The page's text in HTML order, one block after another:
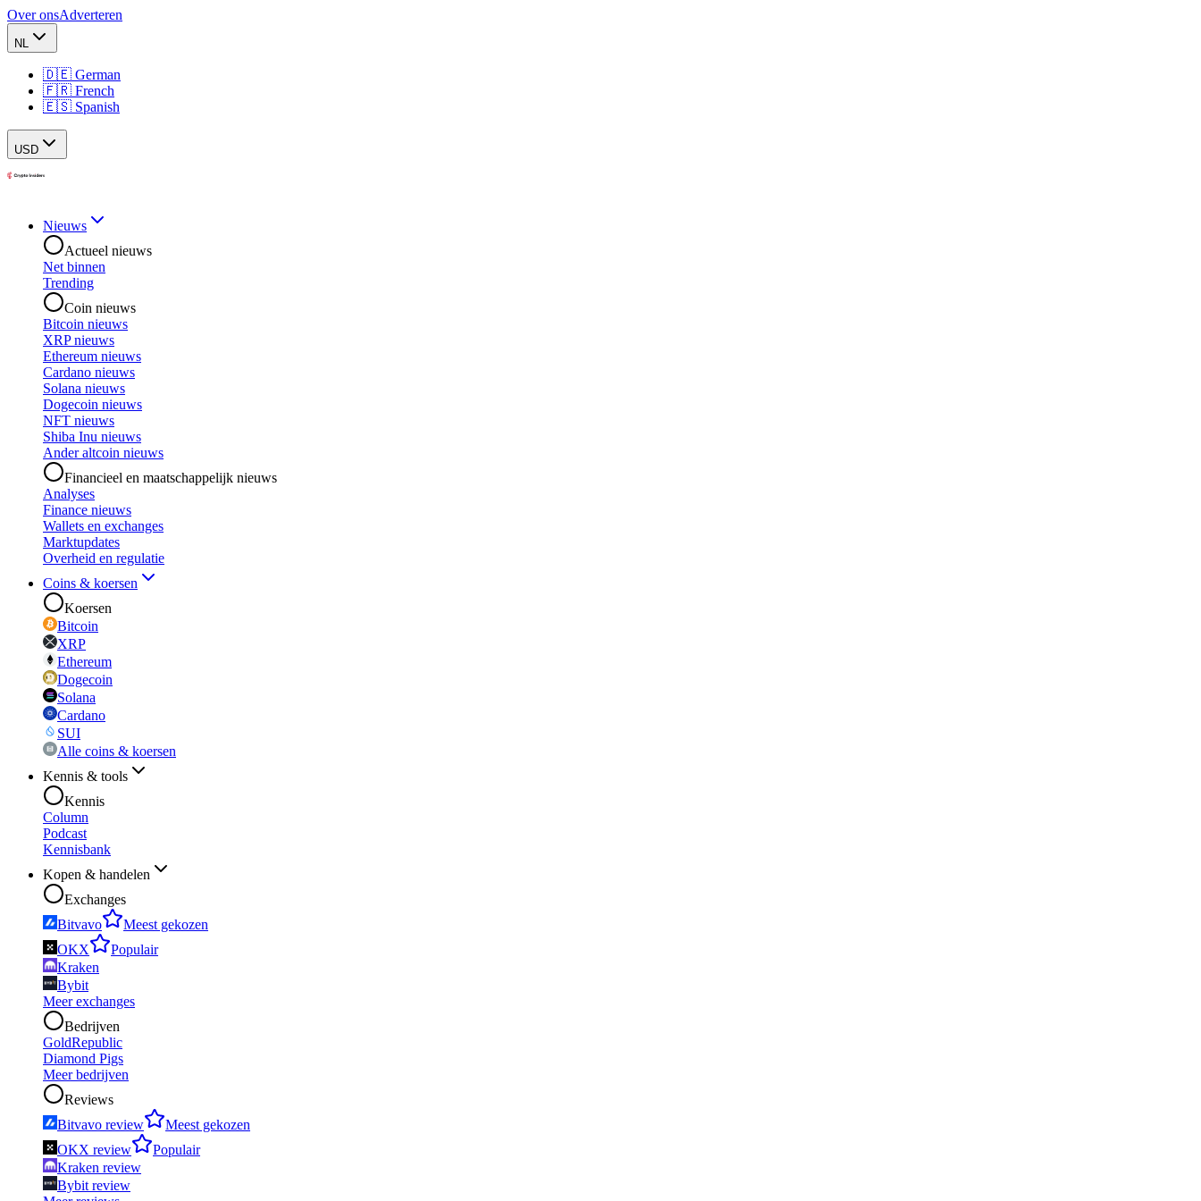
Over onsAdverteren
NL
🇩🇪 German
🇫🇷 French
🇪🇸 Spanish
USD
Nieuws
Actueel nieuws
Net binnen
Trending
Coin nieuws
Bitcoin nieuws
XRP nieuws
Ethereum nieuws
Cardano nieuws
Solana nieuws
Dogecoin nieuws
NFT nieuws
Shiba Inu nieuws
Ander altcoin nieuws
Financieel en maatschappelijk nieuws
Analyses
Finance nieuws
Wallets en exchanges
Marktupdates
Overheid en regulatie
Coins & koersen
Koersen
Bitcoin
XRP
Ethereum
Dogecoin
Solana
Cardano
SUI
Alle coins & koersen
Kennis & tools
Kennis
Column
Podcast
Kennisbank
Kopen & handelen
Exchanges
Bitvavo
Meest gekozen
OKX
Populair
Kraken
Bybit
Meer exchanges
Bedrijven
GoldRepublic
Diamond Pigs
Meer bedrijven
Reviews
Bitvavo review
Meest gekozen
OKX review
Populair
Kraken review
Bybit review